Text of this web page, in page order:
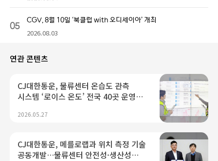
05 CGV, 8월 10일 ‘북클럽 with 오디세이아’ 개최
2026.08.03
연관 콘텐츠
CJ대한통운, 물류센터 온습도 관측
시스템 ‘로이스 온도’ 전국 40곳 운영…
2026.05.27
CJ대한통운, 메를로랩과 위치 측정 기술
공동개발…물류센터 안전성·생산성